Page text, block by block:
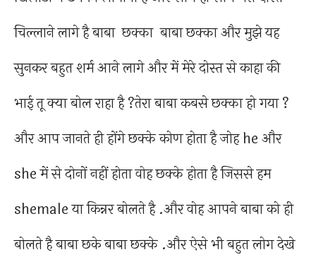
चिल्लाने लागे है बाबा छक्का बाबा छक्का और मुझे यह
सुनकर बहुत शर्म आने लागे और में मेरे दोस्त से काहा की
भाई तू क्या बोल राहा है ?तेरा बाबा कबसे छक्का हो गया ?
और आप जानते ही होंगे छक्के कोण होता है जोह he और
she में से दोनों नहीं होता वोह छक्के होता है जिससे हम
shemale या किन्नर बोलते है .और वोह आपने बाबा को ही
बोलते है बाबा छके बाबा छक्के .और ऐसे भी बहुत लोग देखे